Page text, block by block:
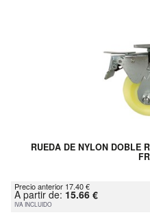
RUEDA DE NYLON DOBLE
Precio anterior 17.40 €
A partir de: 15.66 €
IVA INCLUIDO